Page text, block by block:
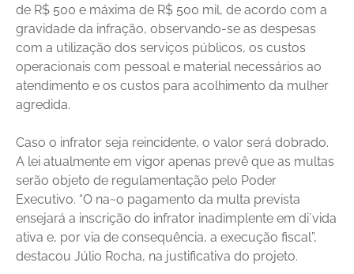
de R$ 500 e máxima de R$ 500 mil, de acordo com a
gravidade da infração, observando-se as despesas
com a utilização dos serviços públicos, os custos
operacionais com pessoal e material necessários ao
atendimento e os custos para acolhimento da mulher
agredida.
Caso o infrator seja reincidente, o valor será dobrado.
A lei atualmente em vigor apenas prevê que as multas
serão objeto de regulamentação pelo Poder
Executivo. “O na~o pagamento da multa prevista
ensejará a inscrição do infrator inadimplente em di´vida
ativa e, por via de consequência, a execução fiscal”,
destacou Júlio Rocha, na justificativa do projeto.